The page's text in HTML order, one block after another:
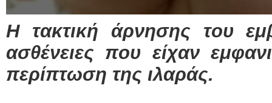
Η τακτική άρνησης του
ασθένειες που είχαν
περίπτωση της ιλαράς.